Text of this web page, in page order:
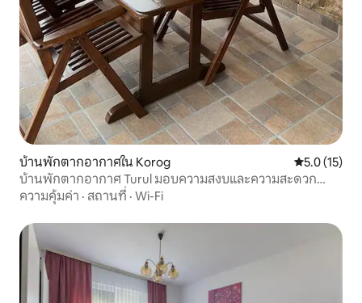
บ้านพักตากอากาศใน Korog คะแนนเฉลี่ย
5.0 (15)
บ้านพักตากอากาศ Turul มอบความสงบและความสะดวก
สบายให้ผู้เข้าพัก
ความคุ้มค่า · สถานที่ · Wi-Fi